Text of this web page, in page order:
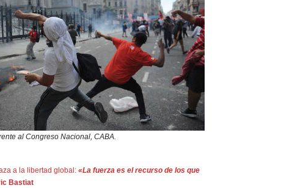
al Congreso Nacional, CABA.
a la libertad global: «La fuerza es el recurso de los que
Bastiat